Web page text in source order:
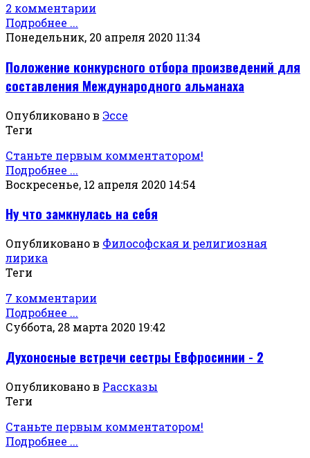
2 комментарии
Подробнее ...
Понедельник, 20 апреля 2020 11:34
Положение конкурсного отбора произведений для
составления Международного альманаха
Опубликовано в Эссе
Теги
Станьте первым комментатором!
Подробнее ...
Воскресенье, 12 апреля 2020 14:54
Ну что замкнулась на себя
Опубликовано в Философская и религиозная
лирика
Теги
7 комментарии
Подробнее ...
Суббота, 28 марта 2020 19:42
Духоносные встречи сестры Евфросинии - 2
Опубликовано в Рассказы
Теги
Станьте первым комментатором!
Подробнее ...